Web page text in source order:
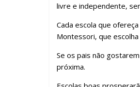
livre e independente,
Cada escola que
Montessori, que
Se os pais não
próxima.